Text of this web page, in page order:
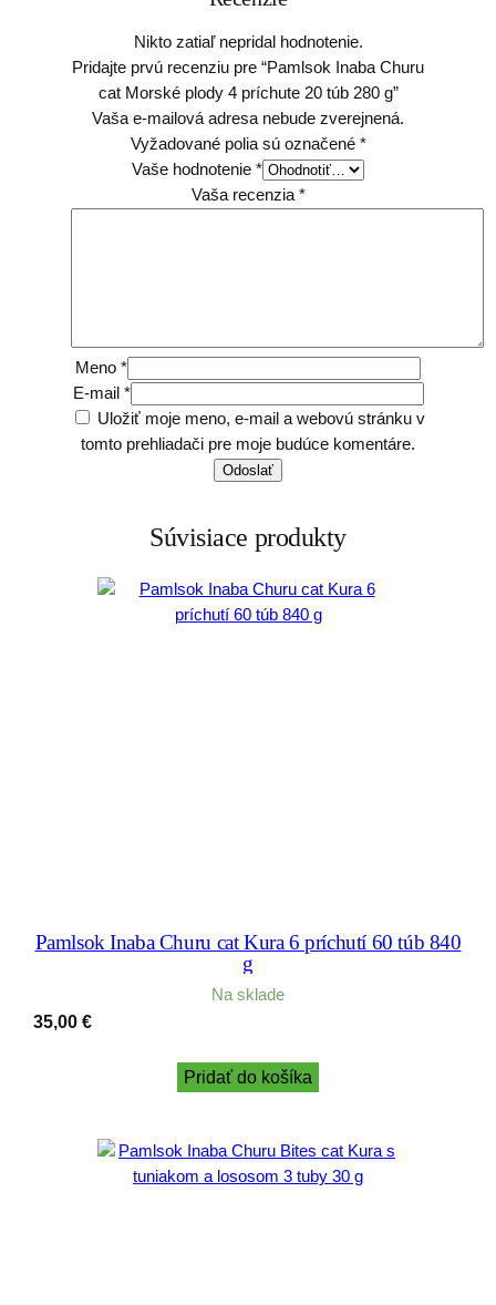
8
0
g
Nikto zatiaľ nepridal hodnotenie.
Pridajte prvú recenziu pre “Pamlsok Inaba Churu
cat Morské plody 4 príchute 20 túb 280 g”
Vaša e-mailová adresa nebude zverejnená.
Vyžadované polia sú označené *
Vaše hodnotenie *
Vaša recenzia *
Meno *
E-mail *
Uložiť moje meno, e-mail a webovú stránku v
tomto prehliadači pre moje budúce komentáre.
Súvisiace produkty
Pamlsok Inaba Churu cat Kura 6 príchutí 60 túb 840
g
Na sklade
35,00 €
Pridať do košíka